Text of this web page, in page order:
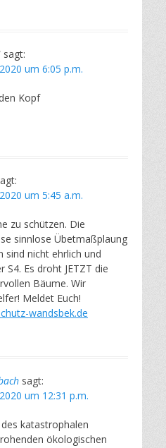
sagt:
um 6:05 p.m.
Kopf
um 5:45 a.m.
zu schützen. Die
sinnlose Übetmaßplaung
sind nicht ehrlich und
S4. Es droht JETZT die
Bäume. Wir
Meldet Euch!
wandsbek.de
sagt:
um 12:31 p.m.
katastrophalen
ökologischen